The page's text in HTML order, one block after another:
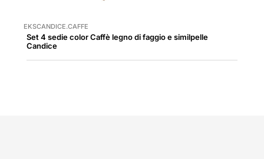
EKSCANDICE.CAFFE
Set 4 sedie color Caffè legno di faggio e similpelle
Candice